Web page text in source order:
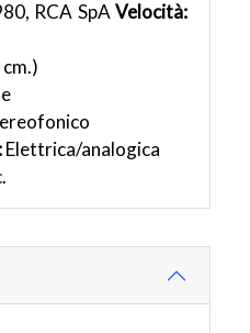
RCA SpA Velocità:
Elettrica/analogica